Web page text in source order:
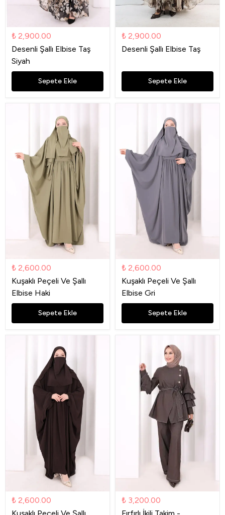
₺ 2,900.00
Desenli Şallı Elbise Taş
Siyah
Sepete Ekle
₺ 2,900.00
Desenli Şallı Elbise Taş
Sepete Ekle
₺ 2,600.00
Kuşaklı Peçeli Ve Şallı
Elbise Haki
Sepete Ekle
₺ 2,600.00
Kuşaklı Peçeli Ve Şallı
Elbise Gri
Sepete Ekle
₺ 2,600.00
Kuşaklı Peçeli Ve Şallı
₺ 3,200.00
Fırfırlı İkili Takim -